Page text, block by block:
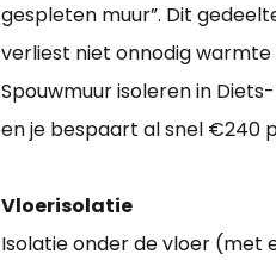
gespleten muur”. Dit
verliest niet onnodig
Spouwmuur isoleren in
en je bespaart al snel €240
Vloerisolatie
Isolatie onder de vloer (met